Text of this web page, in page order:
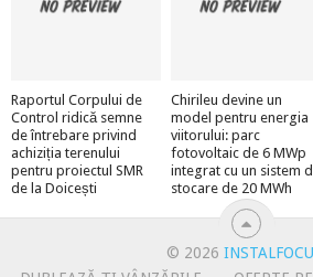
Raportul Corpului de
Control ridică semne
de întrebare privind
achiziția terenului
pentru proiectul SMR
de la Doicești
Chirileu devine un
model pentru energia
viitorului: parc
fotovoltaic de 6 MWp
integrat cu un sistem
stocare de 20 MWh
© 2026